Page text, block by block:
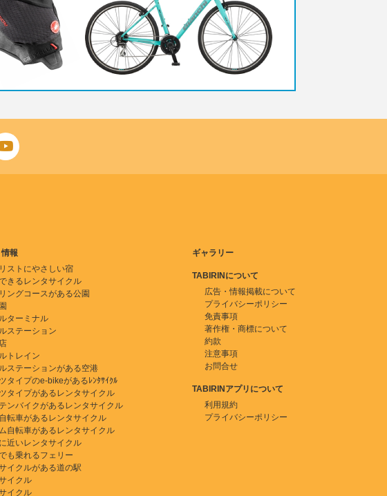
報
ストにやさしい宿
きるレンタサイクル
ングコースがある公園
ターミナル
ステーション
トレイン
ステーションがある空港
タイプのe-bikeがあるﾚﾝﾀｻｲｸﾙ
タイプがあるレンタサイクル
ンバイクがあるレンタサイクル
転車があるレンタサイクル
自転車があるレンタサイクル
近いレンタサイクル
も乗れるフェリー
イクルがある道の駅
イクル
イクル
ギャラリー
TABIRINについて
広告・情報掲載について
プライバシーポリシー
免責事項
著作権・商標について
約款
注意事項
お問合せ
TABIRINアプリについて
利用規約
プライバシーポリシー